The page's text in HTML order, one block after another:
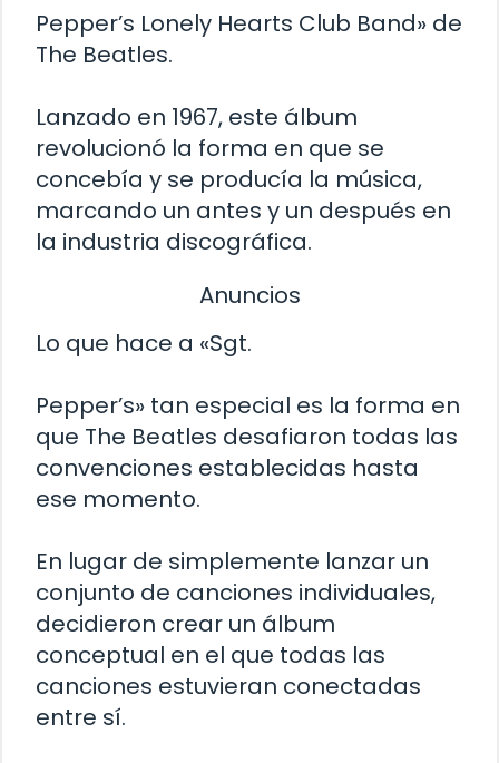
Pepper’s Lonely Hearts Club Band» de
The Beatles.
Lanzado en 1967, este álbum
revolucionó la forma en que se
concebía y se producía la música,
marcando un antes y un después en
la industria discográfica.
Anuncios
Lo que hace a «Sgt.
Pepper’s» tan especial es la forma en
que The Beatles desafiaron todas las
convenciones establecidas hasta
ese momento.
En lugar de simplemente lanzar un
conjunto de canciones individuales,
decidieron crear un álbum
conceptual en el que todas las
canciones estuvieran conectadas
entre sí.